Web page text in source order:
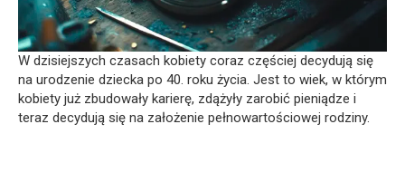
W dzisiejszych czasach kobiety coraz częściej decydują się
na urodzenie dziecka po 40. roku życia. Jest to wiek, w którym
kobiety już zbudowały karierę, zdążyły zarobić pieniądze i
teraz decydują się na założenie pełnowartościowej rodziny.